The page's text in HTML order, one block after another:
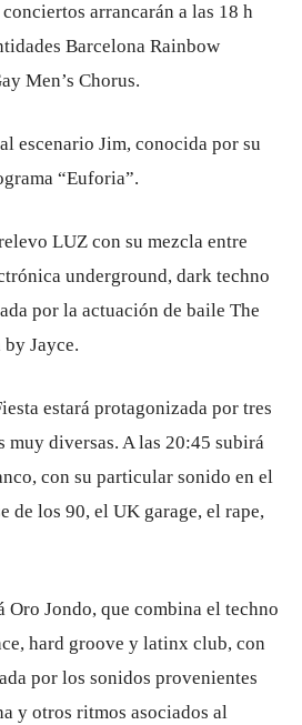
arrancarán a las 18 h
Barcelona Rainbow
Men’s Chorus.
escenario Jim, conocida por su
“Euforia”.
LUZ con su mezcla entre
underground, dark techno
por la actuación de baile The
Jayce.
estará protagonizada por tres
muy diversas. A las 20:45 subirá
con su particular sonido en el
de los 90, el UK garage, el rape,
Jondo, que combina el techno
hard groove y latinx club, con
por los sonidos provenientes
y otros ritmos asociados al